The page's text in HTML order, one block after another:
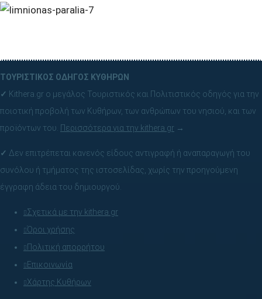
ΤΟΥΡΙΣΤΙΚΟΣ ΟΔΗΓΟΣ ΚΥΘΗΡΩΝ
✓ Kithera.gr ο μεγάλος Τουριστικός και Πολιτιστικός οδηγός για την
ποιοτική προβολή των Κυθήρων, των ανθρώπων του νησιού, και των
προϊόντων του. Περισσότερα για την kithera.gr →
✓ Δεν επιτρέπεται κανενός είδους αντιγραφή ή αναπαραγωγή του
συνόλου ή τμήματος της ιστοσελίδας, χωρίς την προηγούμενη
έγγραφη άδεια του δημιουργού.
Σχετικά με την kithera.gr
Όροι χρήσης
Πολιτική απορρήτου
Επικοινωνία
Χάρτης Κυθήρων